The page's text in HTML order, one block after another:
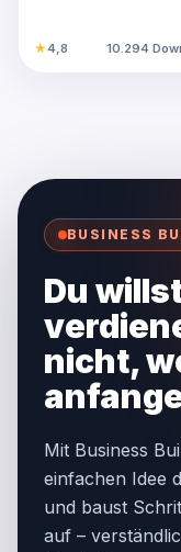
★4,8 10.294
BUSINESS
Du
nicht,
Mit Business
einfachen Idee
und baust
auf –